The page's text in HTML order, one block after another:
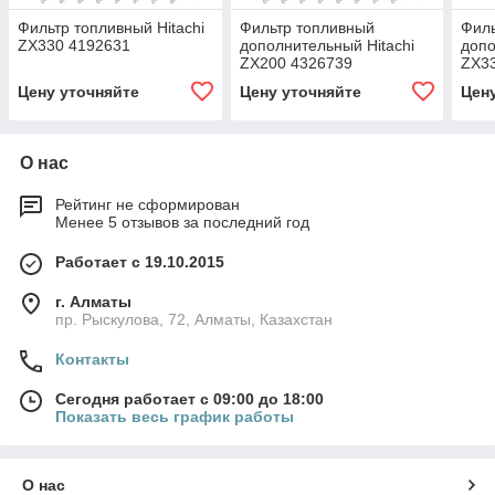
Фильтр топливный Hitachi
ZX330 4192631
Цену уточняйте
Фильтр топливный
дополнительный Hitachi
ZX200 4326739
Цену уточняйте
О нас
Рейтинг не сформирован
Менее 5 отзывов за последний год
Работает с 19.10.2015
г. Алматы
пр. Рыскулова, 72, Алматы, Казахстан
Контакты
Сегодня работает с 09:00 до 18:00
Показать весь график работы
О нас